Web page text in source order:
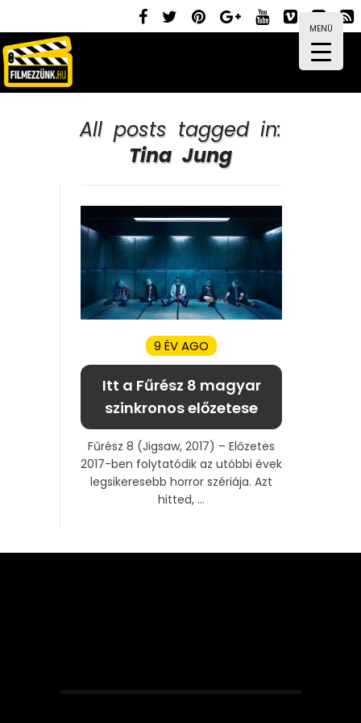
MENÜ
All posts tagged in:
Tina Jung
9 ÉV AGO
Itt a Fűrész 8 magyar
szinkronos előzetese
Fűrész 8 (Jigsaw, 2017) – Előzetes
2017-ben folytatódik az utóbbi évek
legsikeresebb horror szériája. Azt
hitted, ...